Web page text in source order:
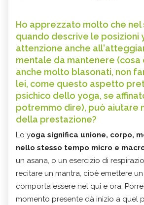
Ho apprezzato molto che nel
quando descrive le posizioni
attenzione anche
mentale da mantenere (cosa
anche molto blasonati, non
lei, come questo aspetto
psichico dello yoga, se
potremmo dire), può aiutare
della prestazione?
Lo yoga significa unione, corpo,
nello stesso tempo micro e
un asana, o un esercizio di
recitare un mantra, cioè emettere
comporta essere nel qui e ora.
momento presente dà inizio a quel